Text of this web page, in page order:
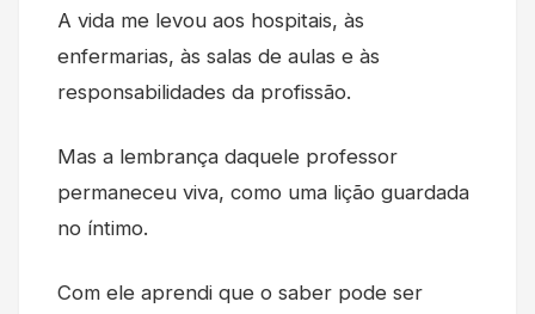
A vida me levou aos hospitais, às
enfermarias, às salas de aulas e às
responsabilidades da profissão.
Mas a lembrança daquele professor
permaneceu viva, como uma lição guardada
no íntimo.
Com ele aprendi que o saber pode ser